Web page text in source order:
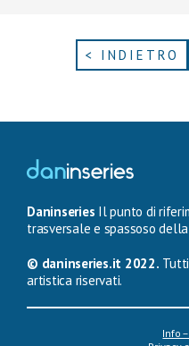
< INDIETRO
Daninseries Il punto di
trasversale e spassoso
© daninseries.it 2022.
artistica riservati.
Info